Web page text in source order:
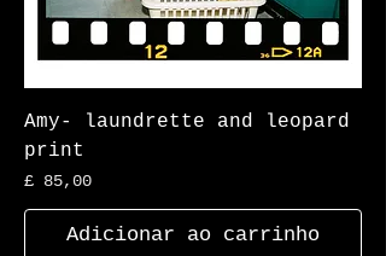
Amy- laundrette and leopard
print
Preço
£ 85,00
Adicionar ao carrinho